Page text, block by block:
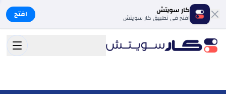
كار سويتش
افتح في تطبيق كار سويتش افتح